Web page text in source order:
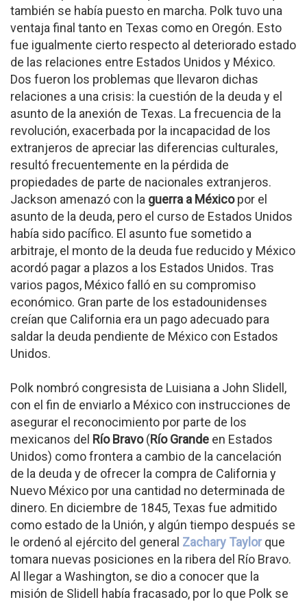
también se había puesto en marcha. Polk tuvo una
ventaja final tanto en Texas como en Oregón. Esto
fue igualmente cierto respecto al deteriorado estado
de las relaciones entre Estados Unidos y México.
Dos fueron los problemas que llevaron dichas
relaciones a una crisis: la cuestión de la deuda y el
asunto de la anexión de Texas. La frecuencia de la
revolución, exacerbada por la incapacidad de los
extranjeros de apreciar las diferencias culturales,
resultó frecuentemente en la pérdida de
propiedades de parte de nacionales extranjeros.
Jackson amenazó con la guerra a Méxicopor el
asunto de la deuda, pero el curso de Estados Unidos
había sido pacífico. El asunto fue sometido a
arbitraje, el monto de la deuda fue reducido y México
acordó pagar a plazos a los Estados Unidos. Tras
varios pagos, México falló en su compromiso
económico. Gran parte de los estadounidenses
creían que California era un pago adecuado para
saldar la deuda pendiente de México con Estados
Unidos.
Polk nombró congresista de Luisiana a John Slidell,
con el fin de enviarlo a México con instrucciones de
asegurar el reconocimiento por parte de los
mexicanos del Río Bravo(Río Grande en Estados
Unidos) como frontera a cambio de la cancelación
de la deuda y de ofrecer la compra de California y
Nuevo México por una cantidad no determinada de
dinero. En diciembre de 1845, Texas fue admitido
como estado de la Unión, y algún tiempo después se
le ordenó al ejército del general Zachary Taylorque
tomara nuevas posiciones en la ribera del Río Bravo.
Al llegar a Washington, se dio a conocer que la
misión de Slidell había fracasado, por lo que Polk se